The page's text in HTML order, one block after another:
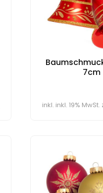
7cm
inkl. inkl. 19% MwSt.